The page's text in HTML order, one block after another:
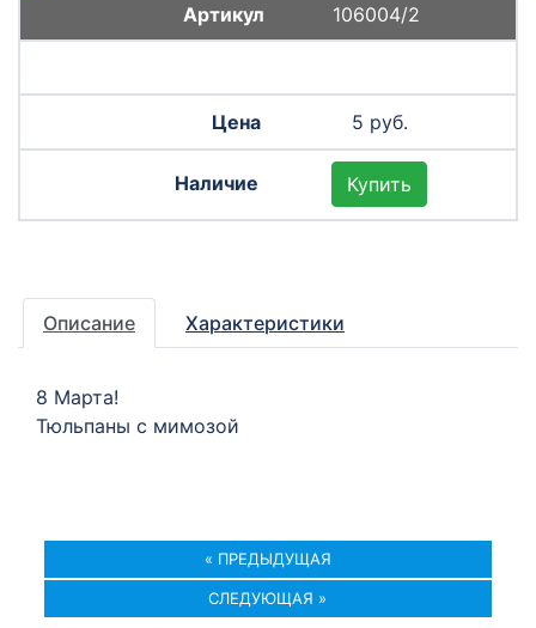
106004/2
5 руб.
Купить
Описание Характеристики
8 Марта!
Тюльпаны с мимозой
« ПРЕДЫДУЩАЯ
СЛЕДУЮЩАЯ »